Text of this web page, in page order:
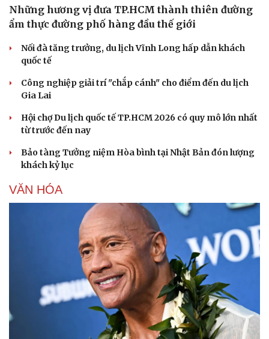
Những hương vị đưa TP.HCM thành thiên đường
ẩm thực đường phố hàng đầu thế giới
Nối đà tăng trưởng, du lịch Vĩnh Long hấp dẫn khách
quốc tế
Công nghiệp giải trí "chắp cánh" cho điểm đến du lịch
Gia Lai
Hội chợ Du lịch quốc tế TP.HCM 2026 có quy mô lớn nhất
từ trước đến nay
Bảo tàng Tưởng niệm Hòa bình tại Nhật Bản đón lượng
khách kỷ lục
VĂN HÓA